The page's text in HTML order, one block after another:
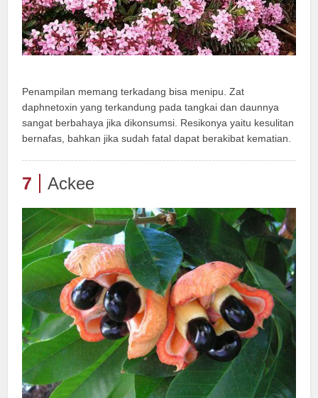
Penampilan memang terkadang bisa menipu. Zat
daphnetoxin yang terkandung pada tangkai dan daunnya
sangat berbahaya jika dikonsumsi. Resikonya yaitu kesulitan
bernafas, bahkan jika sudah fatal dapat berakibat kematian.
7 Ackee